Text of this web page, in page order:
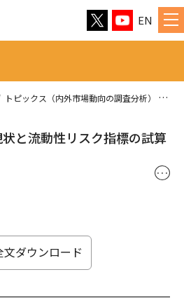
EN
トピックス（内外市場動向の調査分析）
と流動性リスク指標の試算
･･･
文ダウンロード